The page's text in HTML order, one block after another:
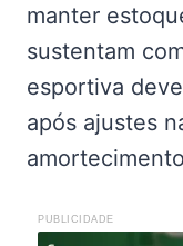
manter
sustentam
esportiva
após ajustes
PUBLICIDADE